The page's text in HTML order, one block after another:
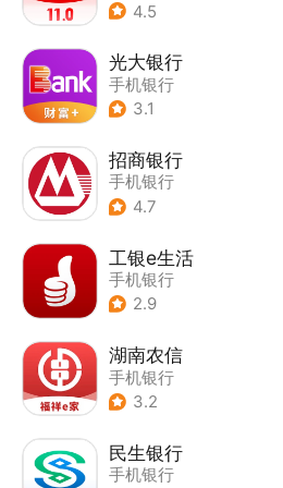
4.5
光大银行
手机银行
3.1
招商银行
手机银行
4.7
工银e生活
手机银行
2.9
湖南农信
手机银行
3.2
民生银行
手机银行